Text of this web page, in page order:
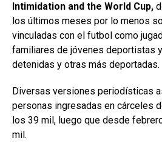
Intimidation and the World Cup,
los últimos meses por lo menos
vinculadas con el futbol como
familiares de jóvenes deportistas
detenidas y otras más deportadas.
Diversas versiones periodísticas
personas ingresadas en cárceles
los 39 mil, luego que desde
mil.